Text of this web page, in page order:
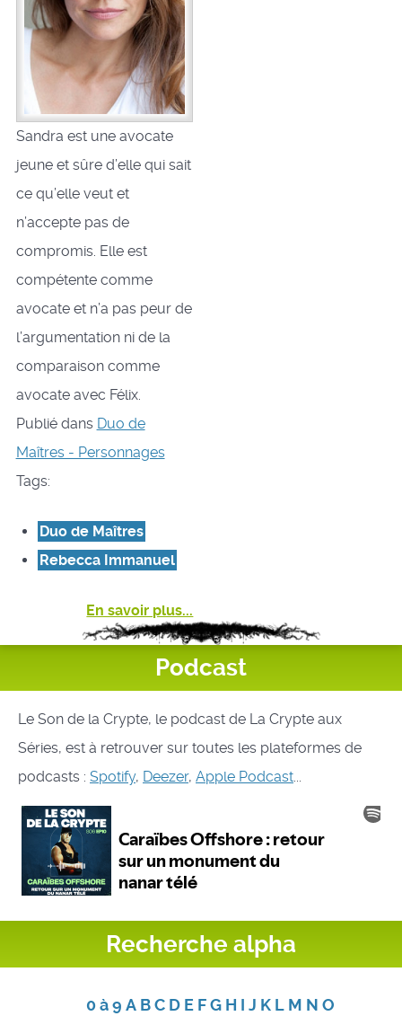
Sandra est une avocate
jeune et sûre d’elle qui sait
ce qu’elle veut et
n’accepte pas de
compromis. Elle est
compétente comme
avocate et n’a pas peur de
l’argumentation ni de la
comparaison comme
avocate avec Félix.
Publié dans Duo de
Maîtres - Personnages
Tags:
Duo de Maîtres
Rebecca Immanuel
En savoir plus...
Podcast
Le Son de la Crypte, le podcast de La Crypte aux
Séries, est à retrouver sur toutes les plateformes de
podcasts : Spotify, Deezer, Apple Podcast...
Recherche alpha
0 à 9 A B C D E F G H I J K L M N O